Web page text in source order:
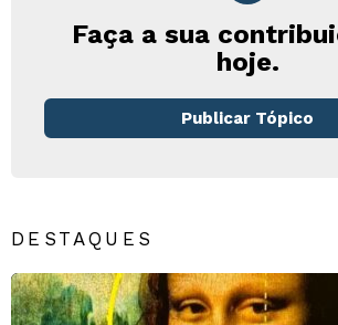
Faça a sua
hoje.
Publicar Tópico
DESTAQUES